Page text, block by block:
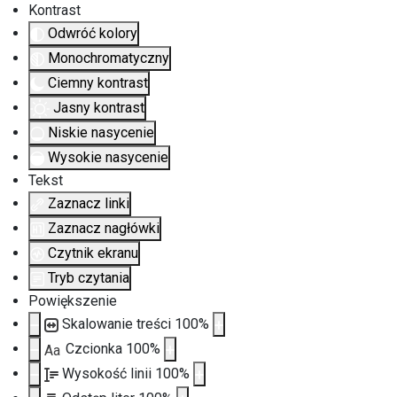
Kontrast
Odwróć kolory
Monochromatyczny
Ciemny kontrast
Jasny kontrast
Niskie nasycenie
Wysokie nasycenie
Tekst
Zaznacz linki
Zaznacz nagłówki
Czytnik ekranu
Tryb czytania
Powiększenie
Skalowanie treści 100%
Aa Czcionka 100%
Wysokość linii 100%